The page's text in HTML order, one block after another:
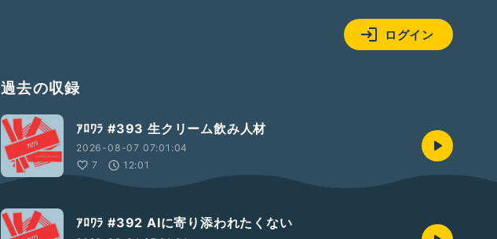
ログイン
過去の収録
ｱﾛﾜﾗ #393 生クリーム飲み人材
2026-08-07 07:01:04
7
12:01
ｱﾛﾜﾗ #392 AIに寄り添われたくない